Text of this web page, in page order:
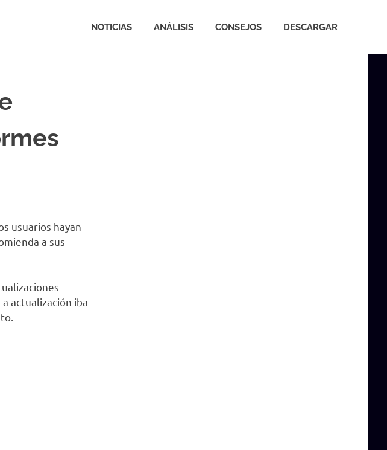
NOTICIAS ANÁLISIS CONSEJOS DESCARGAR
usuarios hayan
a sus
La actualización iba